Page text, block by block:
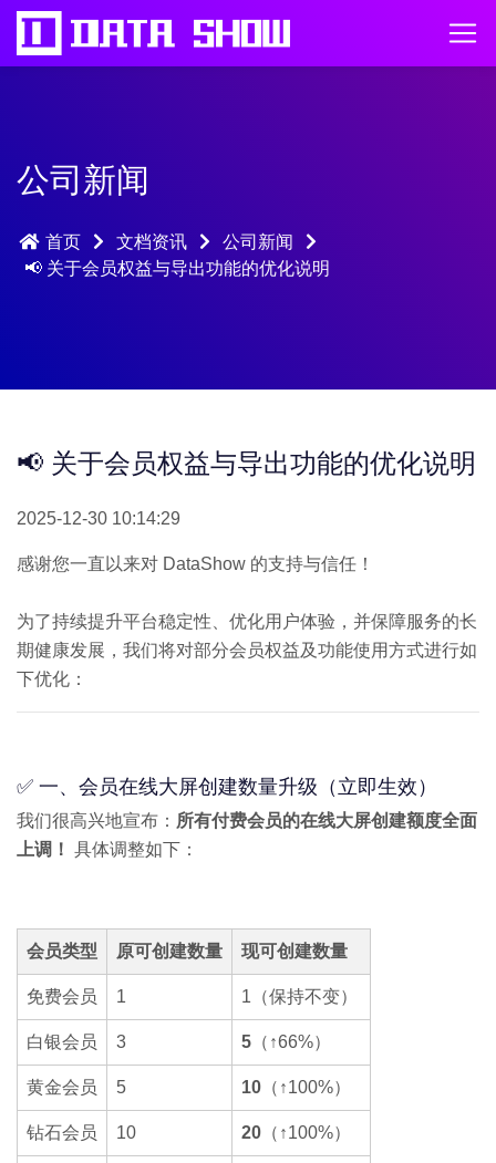
公司新闻
首页 文档资讯
公司新闻
📢 关于会员权益与导出功能的优化说明
📢 关于会员权益与导出功能的优化说明
2025-12-30 10:14:29
感谢您一直以来对 DataShow 的支持与信任！
为了持续提升平台稳定性、优化用户体验，并保障服务的长
期健康发展，我们将对部分会员权益及功能使用方式进行如
下优化：
✅ 一、会员在线大屏创建数量升级（立即生效）
我们很高兴地宣布： 所有付费会员的在线大屏创建额度全面
上调！ 具体调整如下：
会员类型 原可创建数量 现可创建数量
免费会员 1 1（保持不变）
白银会员 3 5 （↑66%）
黄金会员 5 10 （↑100%）
钻石会员 10 20 （↑100%）